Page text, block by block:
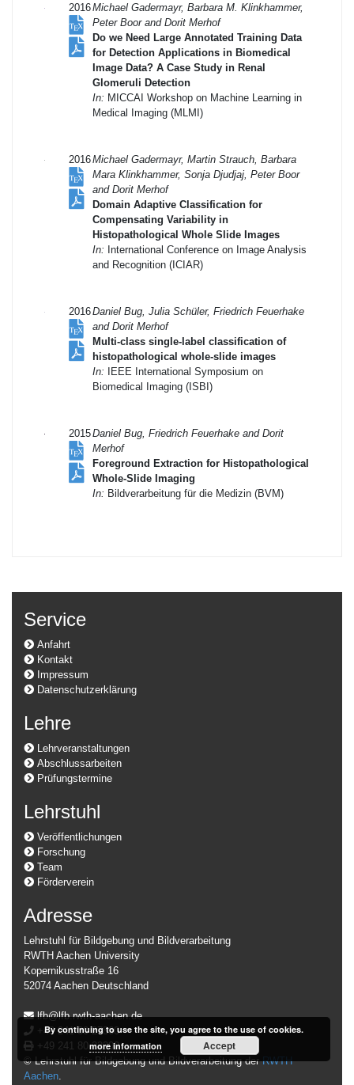
2016Michael Gadermayr, Barbara M. Klinkhammer,
Peter Boor and Dorit Merhof
Do we Need Large Annotated Training Data
for Detection Applications in Biomedical
Image Data? A Case Study in Renal
Glomeruli Detection
In: MICCAI Workshop on Machine Learning in
Medical Imaging (MLMI)
2016Michael Gadermayr, Martin Strauch, Barbara
Mara Klinkhammer, Sonja Djudjaj, Peter Boor
and Dorit Merhof
Domain Adaptive Classification for
Compensating Variability in
Histopathological Whole Slide Images
In: International Conference on Image Analysis
and Recognition (ICIAR)
2016Daniel Bug, Julia Schüler, Friedrich Feuerhake
and Dorit Merhof
Multi-class single-label classification of
histopathological whole-slide images
In: IEEE International Symposium on
Biomedical Imaging (ISBI)
2015Daniel Bug, Friedrich Feuerhake and Dorit
Merhof
Foreground Extraction for Histopathological
Whole-Slide Imaging
In: Bildverarbeitung für die Medizin (BVM)
Service
Anfahrt
Kontakt
Impressum
Datenschutzerklärung
Lehre
Lehrveranstaltungen
Abschlussarbeiten
Prüfungstermine
Lehrstuhl
Veröffentlichungen
Forschung
Team
Förderverein
Adresse
Lehrstuhl für Bildgebung und Bildverarbeitung
RWTH Aachen University
Kopernikusstraße 16
52074 Aachen Deutschland
lfb@lfb.rwth-aachen.de
+49 241 80 27860
+49 241 80 22200
© Lehrstuhl für Bildgebung und Bildverarbeitung derRWTH
Aachen
By continuing to use the site, you agree to the use of cookies.
more information
Accept